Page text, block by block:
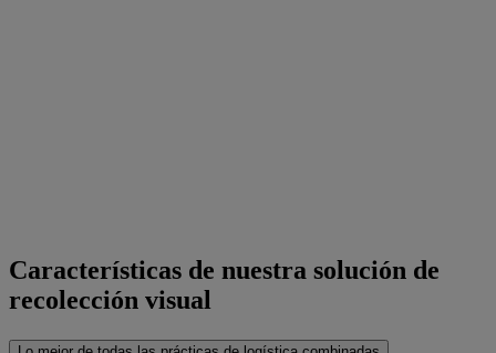
Características de nuestra solución de
recolección visual